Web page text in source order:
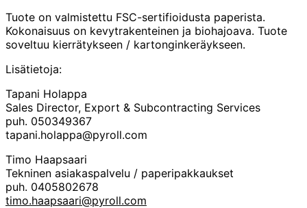
Tuote on valmistettu FSC-sertifioidusta paperista.
Kokonaisuus on kevytrakenteinen ja biohajoava. Tuote
soveltuu kierrätykseen / kartonginkeräykseen.
Lisätietoja:
Tapani Holappa
Sales Director, Export & Subcontracting Services
puh. 050349367
tapani.holappa@pyroll.com
Timo Haapsaari
Tekninen asiakaspalvelu / paperipakkaukset
puh. 0405802678
timo.haapsaari@pyroll.com